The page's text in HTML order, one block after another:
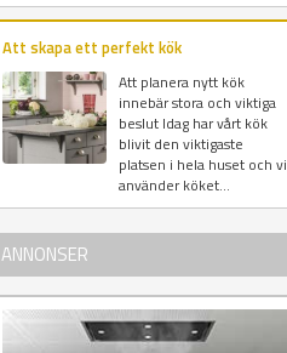
Att skapa ett perfekt kök
Att planera nytt kök
innebär stora och viktiga
beslut Idag har vårt kök
blivit den viktigaste
platsen i hela huset och vi
använder köket...
ANNONSER